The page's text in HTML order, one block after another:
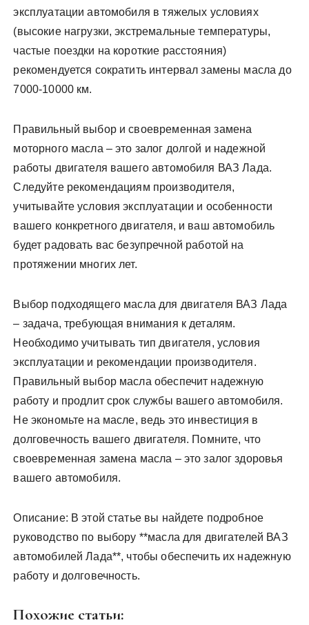
эксплуатации автомобиля в тяжелых условиях
(высокие нагрузки, экстремальные температуры,
частые поездки на короткие расстояния)
рекомендуется сократить интервал замены масла до
7000-10000 км.
Правильный выбор и своевременная замена
моторного масла – это залог долгой и надежной
работы двигателя вашего автомобиля ВАЗ Лада.
Следуйте рекомендациям производителя,
учитывайте условия эксплуатации и особенности
вашего конкретного двигателя, и ваш автомобиль
будет радовать вас безупречной работой на
протяжении многих лет.
Выбор подходящего масла для двигателя ВАЗ Лада
– задача, требующая внимания к деталям.
Необходимо учитывать тип двигателя, условия
эксплуатации и рекомендации производителя.
Правильный выбор масла обеспечит надежную
работу и продлит срок службы вашего автомобиля.
Не экономьте на масле, ведь это инвестиция в
долговечность вашего двигателя. Помните, что
своевременная замена масла – это залог здоровья
вашего автомобиля.
Описание: В этой статье вы найдете подробное
руководство по выбору **масла для двигателей ВАЗ
автомобилей Лада**, чтобы обеспечить их надежную
работу и долговечность.
Похожие статьи: